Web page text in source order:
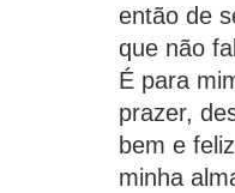
então de
que não
É para
prazer,
bem e
minha